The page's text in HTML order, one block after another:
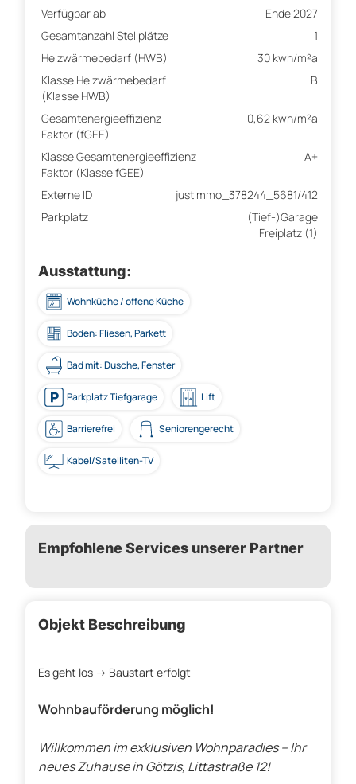
Verfügbar ab
Ende 2027
Gesamtanzahl Stellplätze
1
Heizwärmebedarf (HWB)
30 kwh/m²a
Klasse Heizwärmebedarf
(Klasse HWB)
B
Gesamtenergieeffizienz
Faktor (fGEE)
0,62 kwh/m²a
Klasse Gesamtenergieeffizienz
Faktor (Klasse fGEE)
A+
Externe ID
justimmo_378244_5681/412
Parkplatz
(Tief-)Garage
Freiplatz (1)
Ausstattung:
Wohnküche / offene Küche
Boden: Fliesen, Parkett
Bad mit: Dusche, Fenster
Parkplatz Tiefgarage Lift
Barrierefrei Seniorengerecht
Kabel/Satelliten-TV
Empfohlene Services unserer Partner
Objekt Beschreibung
Es geht los -> Baustart erfolgt
Wohnbauförderung möglich!
Willkommen im exklusiven Wohnparadies – Ihr
neues Zuhause in Götzis, Littastraße 12!